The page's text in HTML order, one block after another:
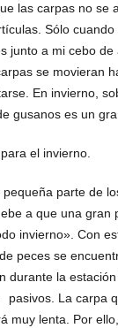
las carpas no se
Sólo cuando
junto a mi cebo de
se movieran
En invierno,
gusanos es un
el invierno.
parte de
a que una gran
invierno». Con
peces se
durante la
La carpa
muy lenta. Por